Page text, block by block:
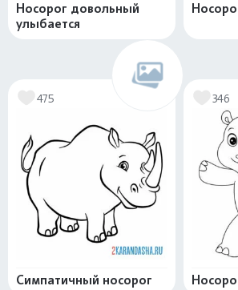
Носорог довольный
улыбается
475
Симпатичный носорог
346